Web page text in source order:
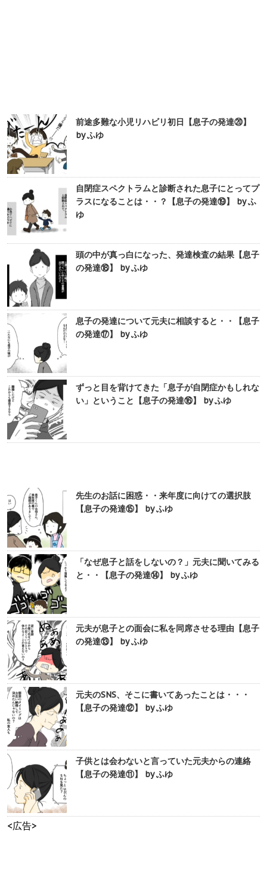
前途多難な小児リハビリ初日【息子の発達⑳】
by ふゆ
自閉症スペクトラムと診断された息子にとってプ
ラスになることは・・？【息子の発達⑲】 by ふ
ゆ
頭の中が真っ白になった、発達検査の結果【息子
の発達⑱】 by ふゆ
息子の発達について元夫に相談すると・・【息子
の発達⑰】 by ふゆ
ずっと目を背けてきた「息子が自閉症かもしれな
い」ということ【息子の発達⑯】 by ふゆ
先生のお話に困惑・・来年度に向けての選択肢
【息子の発達⑮】 by ふゆ
「なぜ息子と話をしないの？」元夫に聞いてみる
と・・【息子の発達⑭】 by ふゆ
元夫が息子との面会に私を同席させる理由【息子
の発達⑬】 by ふゆ
元夫のSNS、そこに書いてあったことは・・・
【息子の発達⑫】 by ふゆ
子供とは会わないと言っていた元夫からの連絡
【息子の発達⑪】 by ふゆ
<広告>